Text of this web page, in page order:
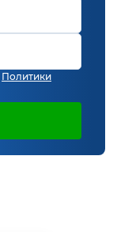
Политики